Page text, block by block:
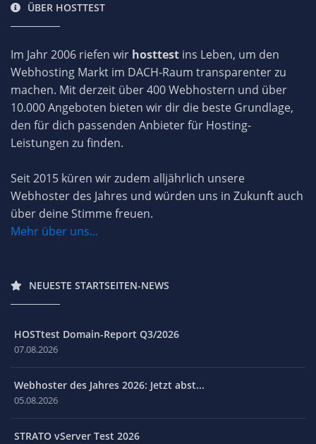
ÜBER HOSTTEST
Im Jahr 2006 riefen wir hosttest ins Leben, um den
Webhosting Markt im DACH-Raum transparenter zu
machen. Mit derzeit über 400 Webhostern und über
10.000 Angeboten bieten wir dir die beste Grundlage,
den für dich passenden Anbieter für Hosting-
Leistungen zu finden.
Seit 2015 küren wir zudem alljährlich unsere
Webhoster des Jahres und würden uns in Zukunft auch
über deine Stimme freuen.
Mehr über uns...
NEUESTE STARTSEITEN-NEWS
HOSTtest Domain-Report Q3/2026
07.08.2026
Webhoster des Jahres 2026: Jetzt abst...
05.08.2026
STRATO vServer Test 2026